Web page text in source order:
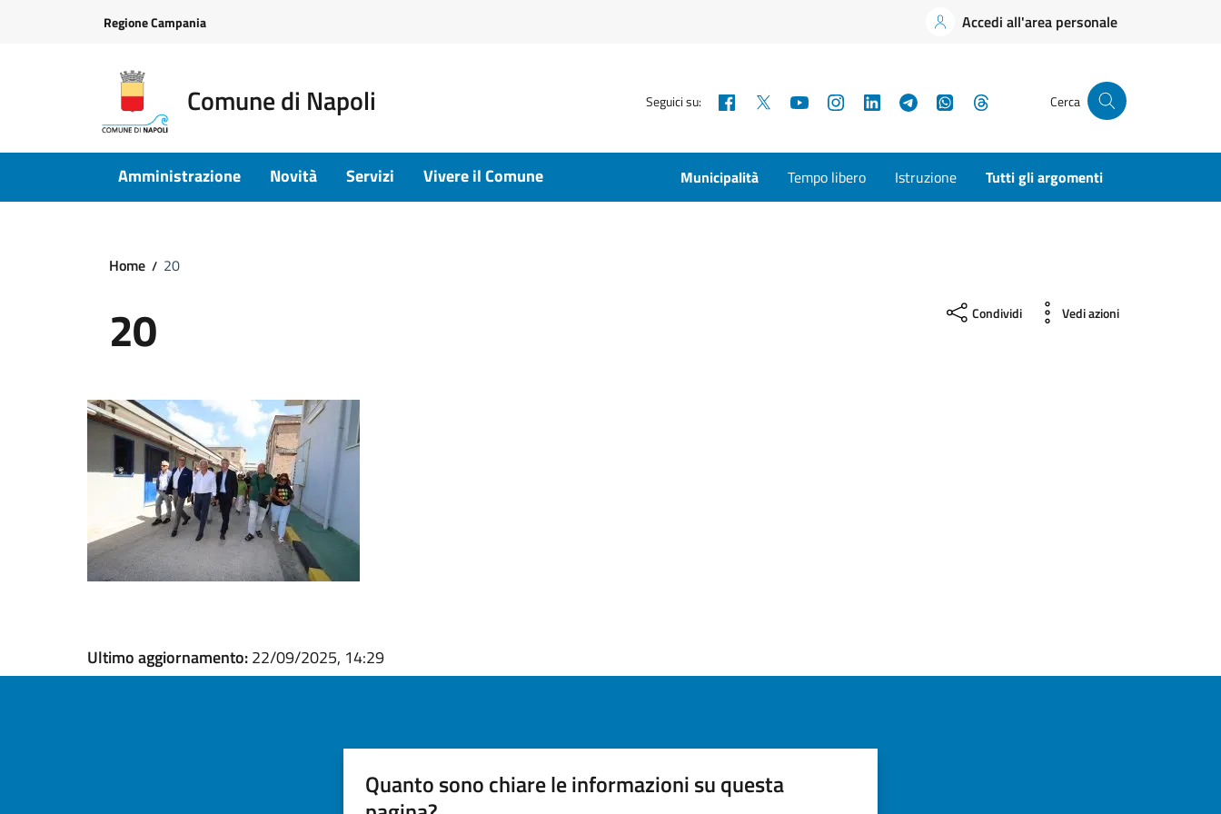
Regione Campania Accedi all'area personale
Comune di Napoli Seguici su: Facebook YouTubeInstagramLinkedInTelegramWhatsApp Cerca
Amministrazione Novità Servizi Vivere il Comune Municipalità Tempo libero Istruzione Tutti gli argomenti
Home 20
20 Condividi Vedi azioni
Ultimo aggiornamento:22/09/2025, 14:29
Quanto sono chiare le informazioni su questa